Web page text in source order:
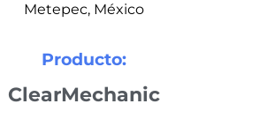
Metepec, México
Producto:
ClearMechanic